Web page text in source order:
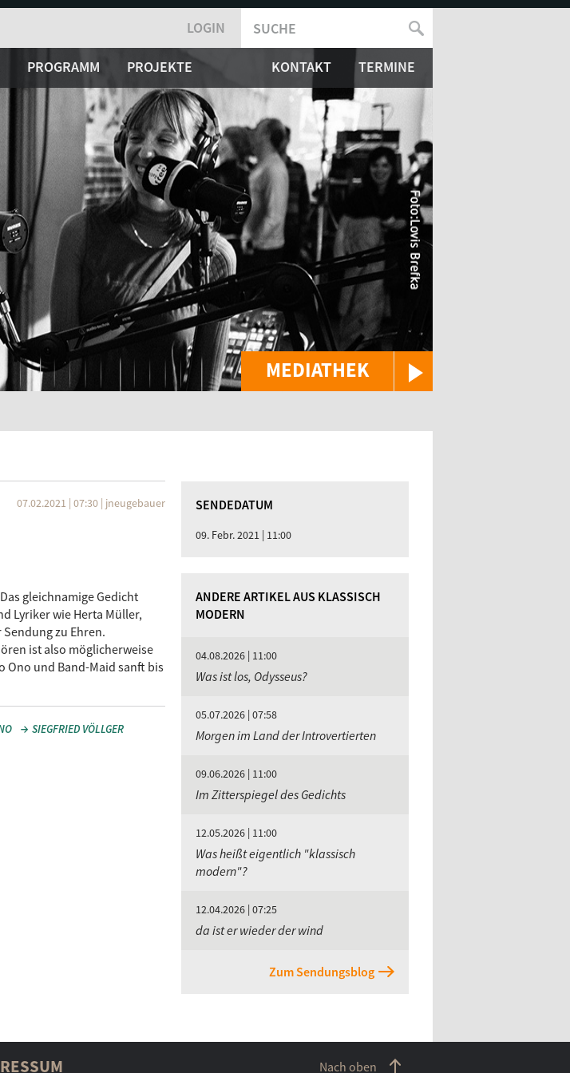
MEDIATHEK
LOGIN
SUCHFORMULAR
SUCHE
PROGRAMM PROJEKTE KONTAKT TERMINE
07.02.2021 | 07:30 | jneugebauer
gleichnamige Gedicht
Lyriker wie Herta Müller,
zu Ehren.
ist also möglicherweise
Ono und Band-Maid sanft bis
SIEGFRIED VÖLLGER
SENDEDATUM
09. Febr. 2021 | 11:00
ANDERE ARTIKEL AUS KLASSISCH
MODERN
04.08.2026 | 11:00
Was ist los, Odysseus?
05.07.2026 | 07:58
Morgen im Land der Introvertierten
09.06.2026 | 11:00
Im Zitterspiegel des Gedichts
12.05.2026 | 11:00
Was heißt eigentlich "klassisch
modern"?
12.04.2026 | 07:25
da ist er wieder der wind
Zum Sendungsblog
Nach oben